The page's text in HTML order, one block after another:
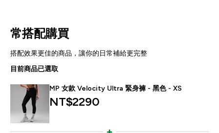
常搭配購買
搭配效果更佳的商品，讓你的日常補給更完整
目前商品已選取
MP 女款 Velocity Ultra 緊身褲 - 黑色 - XS
NT$2290‎